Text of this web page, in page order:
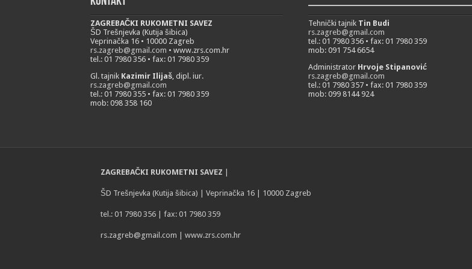
ZAGREBAČKI RUKOMETNI SAVEZ
ŠD Trešnjevka (Kutija šibica)
Veprinačka 16 • 10000 Zagreb
rs.zagreb@gmail.com • www.zrs.com.hr
tel.: 01 7980 356 • fax: 01 7980 359
Gl. tajnik Kazimir Ilijaš, dipl. iur.
rs.zagreb@gmail.com
tel.: 01 7980 355 • fax: 01 7980 359
mob: 098 358 160
Tehnički tajnik Tin Budi
rs.zagreb@gmail.com
tel.: 01 7980 356 • fax: 01 7980 359
mob: 091 754 6654
Administrator Hrvoje Stipanović
rs.zagreb@gmail.com
tel.: 01 7980 357 • fax: 01 7980 359
mob: 099 8144 924
ZAGREBAČKI RUKOMETNI SAVEZ
ŠD Trešnjevka (Kutija šibica) | Veprinačka 16 | 10000 Zagreb
tel.: 01 7980 356 | fax: 01 7980 359
rs.zagreb@gmail.com | www.zrs.com.hr